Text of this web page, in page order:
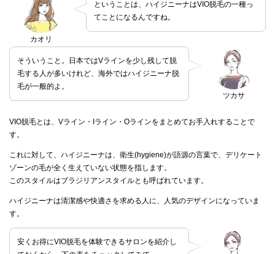
カオリ
ということは、ハイジニーナはVIO脱毛の一種っ
てことになるんですね。
ツカサ
そういうこと。日本ではVラインを少し残して脱
毛する人が多いけれど、海外ではハイジニーナ脱
毛が一般的よ。
VIO脱毛とは、Vライン・Iライン・Oラインをまとめてお手入れすることで
す。
これに対して、ハイジニーナは、衛生(hygiene)が語源の言葉で、デリケート
ゾーンの毛が全く生えていない状態を指します。
このスタイルはブラジリアンスタイルとも呼ばれています。
ハイジニーナは清潔感や快適さを求める人に、人気のデザインになっていま
す。
安くお得にVIO脱毛を体験できるサロンを紹介し